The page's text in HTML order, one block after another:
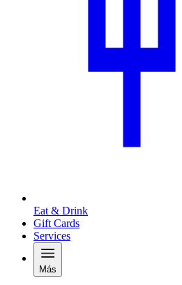
Eat & Drink
Gift Cards
Services
Más